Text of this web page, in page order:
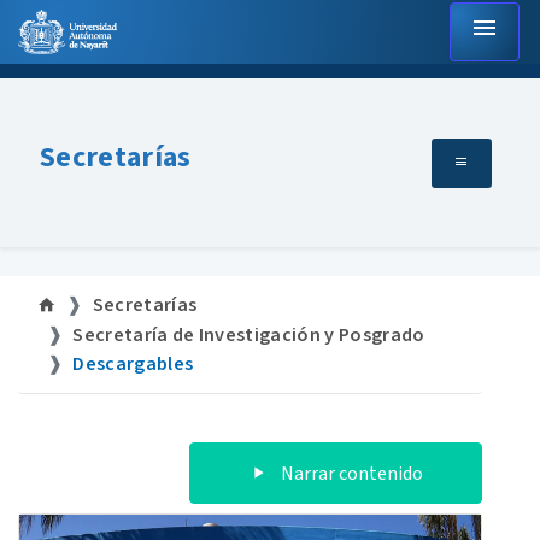
menu
Secretarías
Secretarías
Secretaría de Investigación y Posgrado
Descargables
Narrar contenido